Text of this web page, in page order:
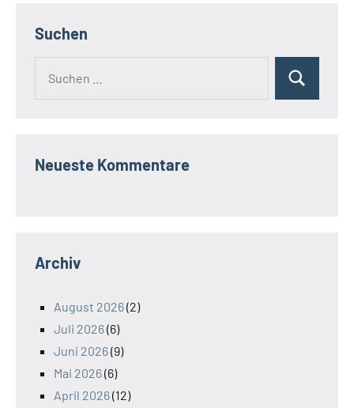
Suchen
Suchen
Neueste Kommentare
Archiv
August 2026(2)
Juli 2026(6)
Juni 2026(9)
Mai 2026(6)
April 2026(12)